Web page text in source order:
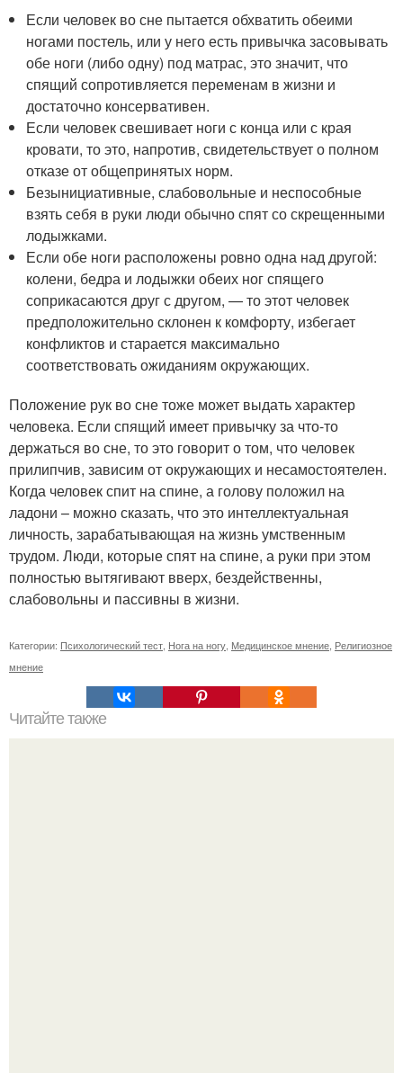
Если человек во сне пытается обхватить обеими
ногами постель, или у него есть привычка засовывать
обе ноги (либо одну) под матрас, это значит, что
спящий сопротивляется переменам в жизни и
достаточно консервативен.
Если человек свешивает ноги с конца или с края
кровати, то это, напротив, свидетельствует о полном
отказе от общепринятых норм.
Безынициативные, слабовольные и неспособные
взять себя в руки люди обычно спят со скрещенными
лодыжками.
Если обе ноги расположены ровно одна над другой:
колени, бедра и лодыжки обеих ног спящего
соприкасаются друг с другом, — то этот человек
предположительно склонен к комфорту, избегает
конфликтов и старается максимально
соответствовать ожиданиям окружающих.
Положение рук во сне тоже может выдать характер
человека. Если спящий имеет привычку за что-то
держаться во сне, то это говорит о том, что человек
прилипчив, зависим от окружающих и несамостоятелен.
Когда человек спит на спине, а голову положил на
ладони – можно сказать, что это интеллектуальная
личность, зарабатывающая на жизнь умственным
трудом. Люди, которые спят на спине, а руки при этом
полностью вытягивают вверх, бездейственны,
слабовольны и пассивны в жизни.
Категории: Психологический тест Нога на ногу Медицинское мнение Религиозное
мнение
Читайте также